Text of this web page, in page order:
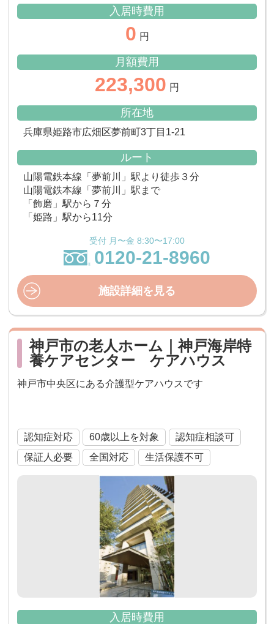
入居時費用
0 円
月額費用
223,300 円
所在地
兵庫県姫路市広畑区夢前町3丁目1-21
ルート
山陽電鉄本線「夢前川」駅より徒歩３分
山陽電鉄本線「夢前川」駅まで
「飾磨」駅から７分
「姫路」駅から11分
受付 月〜金 8:30〜17:00
0120-21-8960
施設詳細を見る
神戸市の老人ホーム｜神戸海岸特
養ケアセンター ケアハウス
神戸市中央区にある介護型ケアハウスです
認知症対応 60歳以上を対象
認知症相談可
保証人必要
全国対応 生活保護不可
入居時費用